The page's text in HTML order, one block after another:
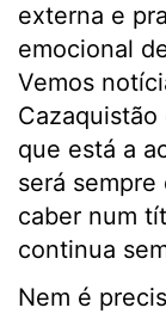
externa e
emocional
Vemos
que está a
será sempre
caber num
continua
Nem é